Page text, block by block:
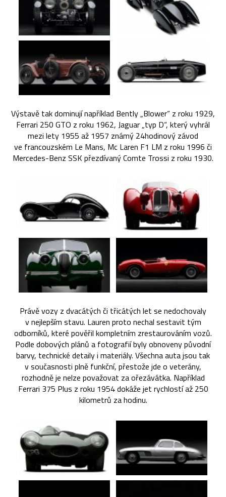
Výstavě tak dominují například Bently „Blower“ z roku 1929,
Ferrari 250 GTO z roku 1962, Jaguar „typ D“, který vyhrál
mezi lety 1955 až 1957 známý 24hodinový závod
ve francouzském Le Mans, Mc Laren F1 LM z roku 1996 či
Mercedes-Benz SSK přezdívaný Comte Trossi z roku 1930.
Právě vozy z dvacátých či třicátých let se nedochovaly
v nejlepším stavu. Lauren proto nechal sestavit tým
odborníků, které pověřil kompletním zrestaurováním vozů.
Podle dobových plánů a fotografií byly obnoveny původní
barvy, technické detaily i materiály. Všechna auta jsou tak
v současnosti plně funkční, přestože jde o veterány,
rozhodně je nelze považovat za ořezávátka. Například
Ferrari 375 Plus z roku 1954 dokáže jet rychlostí až 250
kilometrů za hodinu.